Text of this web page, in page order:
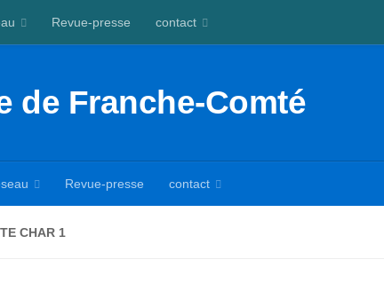
Revue-presse contact
de Franche-Comté
Revue-presse contact
CHAR 1